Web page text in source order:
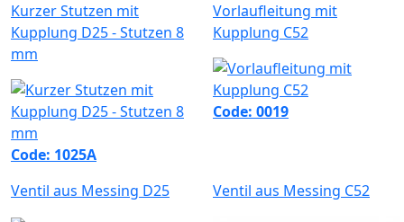
Kurzer Stutzen mit
Kupplung D25 - Stutzen 8
mm
Code: 1025A
Vorlaufleitung mit
Kupplung C52
Code: 0019
Ventil aus Messing D25 Ventil aus Messing C52